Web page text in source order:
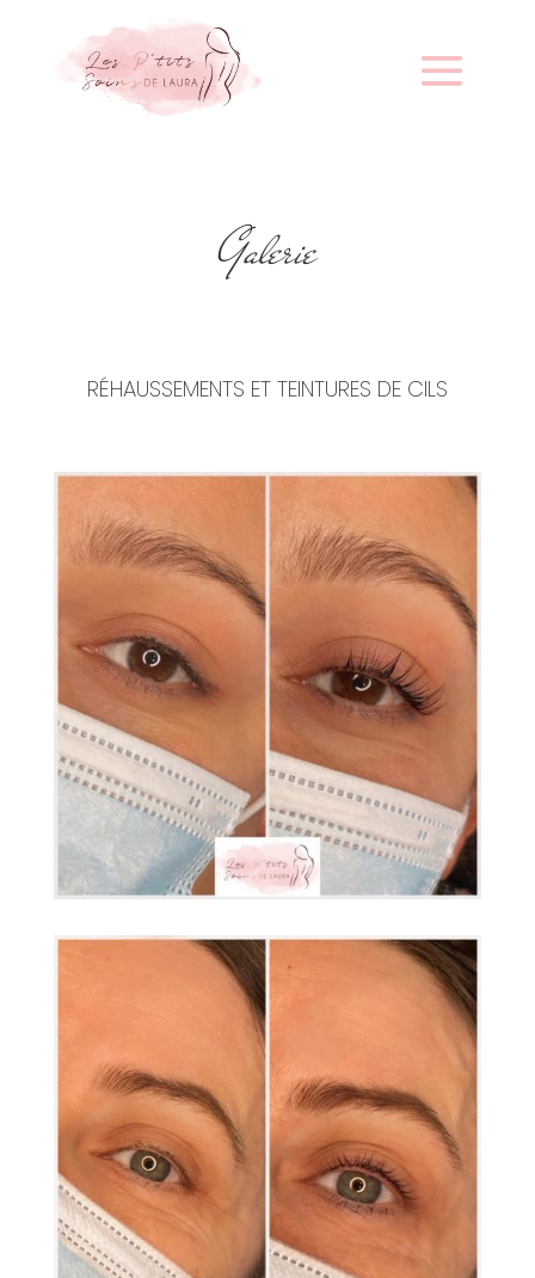
Galerie
RÉHAUSSEMENTS ET TEINTURES DE CILS